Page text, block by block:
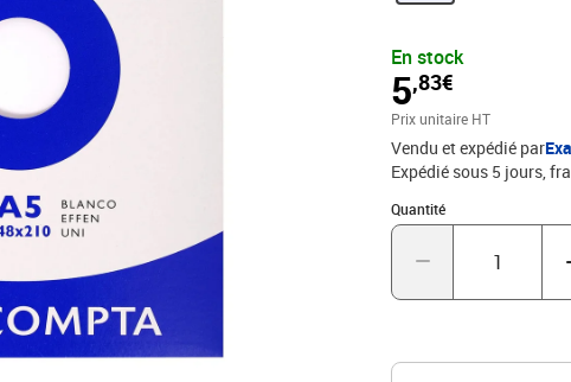
En stock
5,83€
Prix unitaire HT
Vendu et expédié par
Expédié sous 5 jours,
Quantité
Quantité : 1